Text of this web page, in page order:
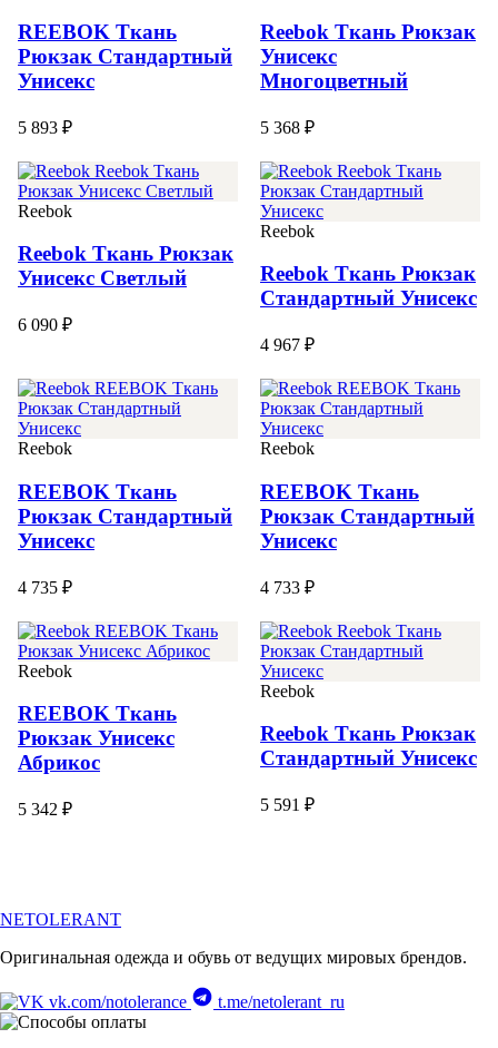
REEBOK Ткань
Рюкзак Стандартный
Унисекс
5 893 ₽
Reebok Ткань Рюкзак
Унисекс
Многоцветный
5 368 ₽
Reebok
Reebok Ткань Рюкзак
Унисекс Светлый
6 090 ₽
Reebok
Reebok Ткань Рюкзак
Стандартный Унисекс
4 967 ₽
Reebok
REEBOK Ткань
Рюкзак Стандартный
Унисекс
4 735 ₽
Reebok
REEBOK Ткань
Рюкзак Стандартный
Унисекс
4 733 ₽
Reebok
REEBOK Ткань
Рюкзак Унисекс
Абрикос
5 342 ₽
Reebok
Reebok Ткань Рюкзак
Стандартный Унисекс
5 591 ₽
NETOLERANT
Оригинальная одежда и обувь от ведущих мировых брендов.
vk.com/notolerance t.me/netolerant_ru